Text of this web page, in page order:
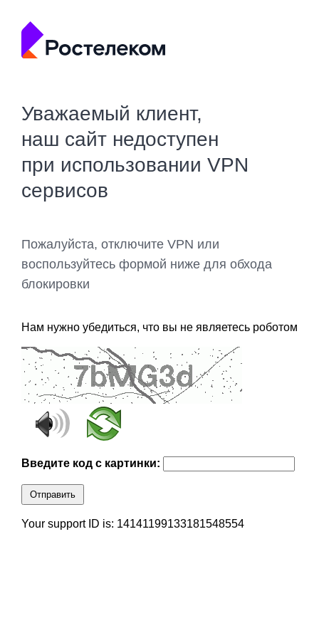
Уважаемый клиент,
наш сайт недоступен
при использовании VPN
сервисов
Пожалуйста, отключите VPN или
воспользуйтесь формой ниже для обхода
блокировки
Нам нужно убедиться, что вы не являетесь роботом
Введите код с картинки:
Отправить
Your support ID is: 14141199133181548554